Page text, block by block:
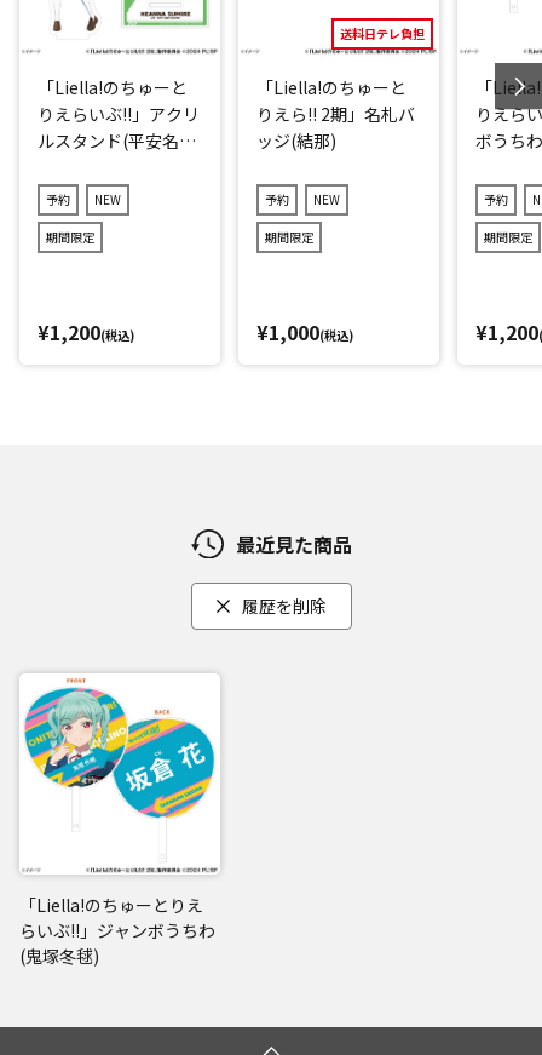
「Liella!のちゅーと
りえらいぶ!!」アクリ
ルスタンド(平安名す
予約 NEW
期間限定
¥1,200(税込)
送料日テレ負担
「Liella!のちゅーと
りえら!! 2期」名札バ
ッジ(結那)
予約 NEW
期間限定
¥1,000(税込)
「
りえら
ボうち
予約
期間限定
¥1,200
最近見た商品
履歴を削除
「Liella!のちゅーとりえ
らいぶ!!」ジャンボうちわ
(鬼塚冬毬)